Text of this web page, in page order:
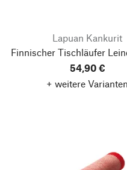
Lapuan Kankurit
Finnischer Tischläufer
54,90 €
+ weitere Varianten